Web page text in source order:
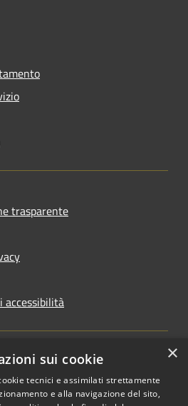
trasparente
accessibilità
Copyright © 2026 • Comune di
×
sui cookie
tecnici e assimilati strettamente
e alla navigazione del sito,